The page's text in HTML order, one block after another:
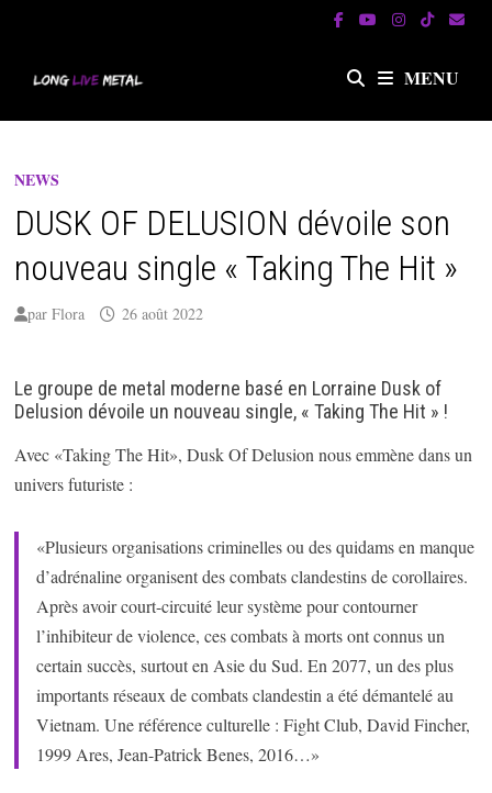
MENU
NEWS
DUSK OF DELUSION dévoile son
nouveau single « Taking The Hit »
parFlora 26 août 2022
Le groupe de metal moderne basé en Lorraine Dusk of
Delusion dévoile un nouveau single, « Taking The Hit » !
Avec «Taking The Hit», Dusk Of Delusion nous emmène dans un
univers futuriste :
«Plusieurs organisations criminelles ou des quidams en manque
d’adrénaline organisent des combats clandestins de corollaires.
Après avoir court-circuité leur système pour contourner
l’inhibiteur de violence, ces combats à morts ont connus un
certain succès, surtout en Asie du Sud. En 2077, un des plus
importants réseaux de combats clandestin a été démantelé au
Vietnam. Une référence culturelle : Fight Club, David Fincher,
1999 Ares, Jean-Patrick Benes, 2016…»